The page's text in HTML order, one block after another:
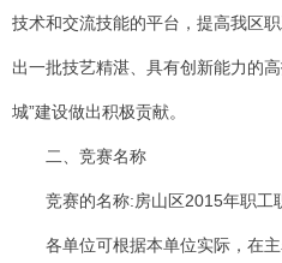
技术和交流技能的平台，提高我区
出一批技艺精湛、具有创新能力的
城”建设做出积极贡献。
二、竞赛名称
竞赛的名称:房山区2015年职工
各单位可根据本单位实际，在主